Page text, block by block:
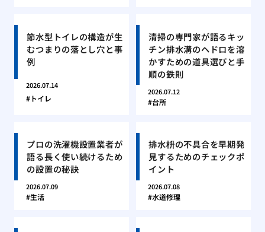
節水型トイレの構造が生
むつまりの落とし穴と事
例
2026.07.14
トイレ
清掃の専門家が語るキッ
チン排水溝のヘドロを溶
かすための道具選びと手
順の鉄則
2026.07.12
台所
プロの洗濯機設置業者が
語る長く使い続けるため
の設置の秘訣
2026.07.09
生活
排水枡の不具合を早期発
見するためのチェックポ
イント
2026.07.08
水道修理